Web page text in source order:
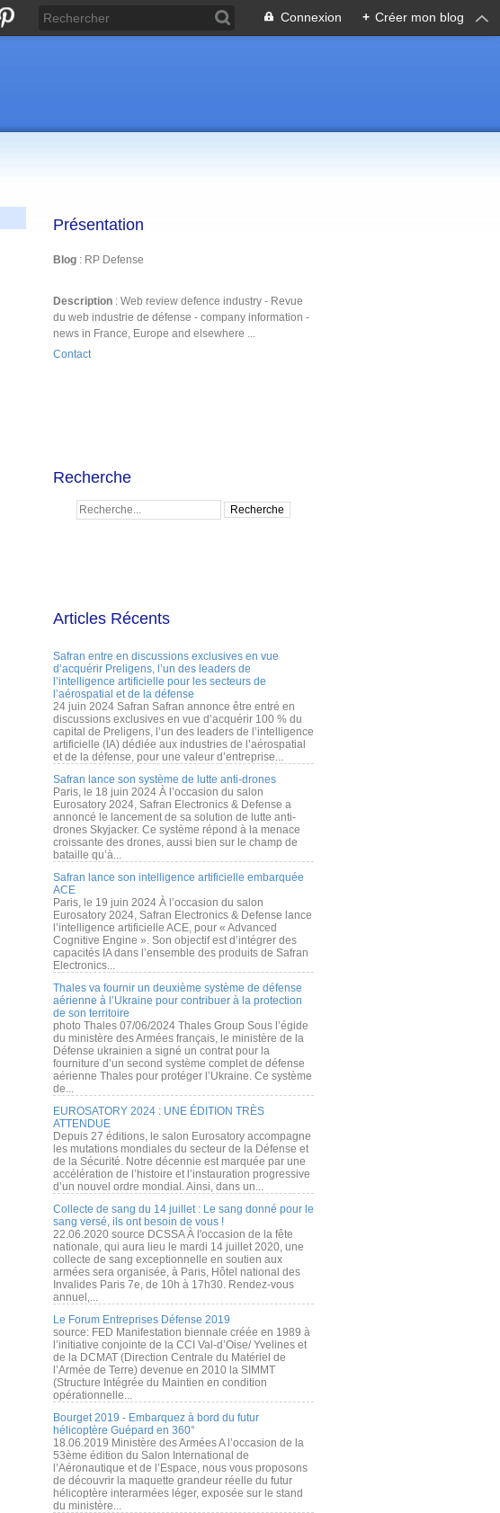
Connexion + Créer mon blog
Présentation
Blog : RP Defense
Description : Web review defence industry - Revue
du web industrie de défense - company information -
news in France, Europe and elsewhere ...
Contact
Recherche
Articles Récents
Safran entre en discussions exclusives en vue
d’acquérir Preligens, l’un des leaders de
l’intelligence artificielle pour les secteurs de
l’aérospatial et de la défense
24 juin 2024 Safran Safran annonce être entré en
discussions exclusives en vue d’acquérir 100 % du
capital de Preligens, l’un des leaders de l’intelligence
artificielle (IA) dédiée aux industries de l’aérospatial
et de la défense, pour une valeur d’entreprise...
Safran lance son système de lutte anti-drones
Paris, le 18 juin 2024 À l’occasion du salon
Eurosatory 2024, Safran Electronics & Defense a
annoncé le lancement de sa solution de lutte anti-
drones Skyjacker. Ce système répond à la menace
croissante des drones, aussi bien sur le champ de
bataille qu’à...
Safran lance son intelligence artificielle embarquée
ACE
Paris, le 19 juin 2024 À l’occasion du salon
Eurosatory 2024, Safran Electronics & Defense lance
l’intelligence artificielle ACE, pour « Advanced
Cognitive Engine ». Son objectif est d’intégrer des
capacités IA dans l’ensemble des produits de Safran
Electronics...
Thales va fournir un deuxième système de défense
aérienne à l’Ukraine pour contribuer à la protection
de son territoire
photo Thales 07/06/2024 Thales Group Sous l’égide
du ministère des Armées français, le ministère de la
Défense ukrainien a signé un contrat pour la
fourniture d’un second système complet de défense
aérienne Thales pour protéger l’Ukraine. Ce système
de...
EUROSATORY 2024 : UNE ÉDITION TRÈS
ATTENDUE
Depuis 27 éditions, le salon Eurosatory accompagne
les mutations mondiales du secteur de la Défense et
de la Sécurité. Notre décennie est marquée par une
accélération de l’histoire et l’instauration progressive
d’un nouvel ordre mondial. Ainsi, dans un...
Collecte de sang du 14 juillet : Le sang donné pour le
sang versé, ils ont besoin de vous !
22.06.2020 source DCSSA À l'occasion de la fête
nationale, qui aura lieu le mardi 14 juillet 2020, une
collecte de sang exceptionnelle en soutien aux
armées sera organisée, à Paris, Hôtel national des
Invalides Paris 7e, de 10h à 17h30. Rendez-vous
annuel,...
Le Forum Entreprises Défense 2019
source: FED Manifestation biennale créée en 1989 à
l’initiative conjointe de la CCI Val-d’Oise/ Yvelines et
de la DCMAT (Direction Centrale du Matériel de
l’Armée de Terre) devenue en 2010 la SIMMT
(Structure Intégrée du Maintien en condition
opérationnelle...
Bourget 2019 - Embarquez à bord du futur
hélicoptère Guépard en 360°
18.06.2019 Ministère des Armées A l’occasion de la
53ème édition du Salon International de
l’Aéronautique et de l’Espace, nous vous proposons
de découvrir la maquette grandeur réelle du futur
hélicoptère interarmées léger, exposée sur le stand
du ministère...